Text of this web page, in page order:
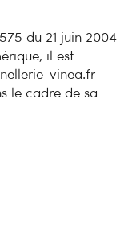
du 21 juin 2004
il est
vinea.fr
le cadre de sa